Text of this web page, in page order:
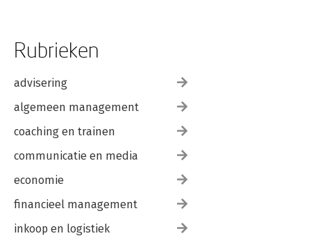
Rubrieken
advisering
algemeen management
coaching en trainen
communicatie en media
economie
financieel management
inkoop en logistiek